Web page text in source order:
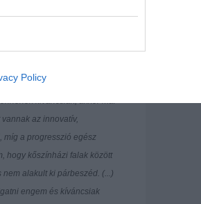
Policy
kerülő nemzetközi
szerinte nem a
kíváncsiak, akkor már
az innovatív,
míg a progresszió egész
hogy kőszínházi falak között
alakult ki párbeszéd. (...)
engem és kíváncsiak